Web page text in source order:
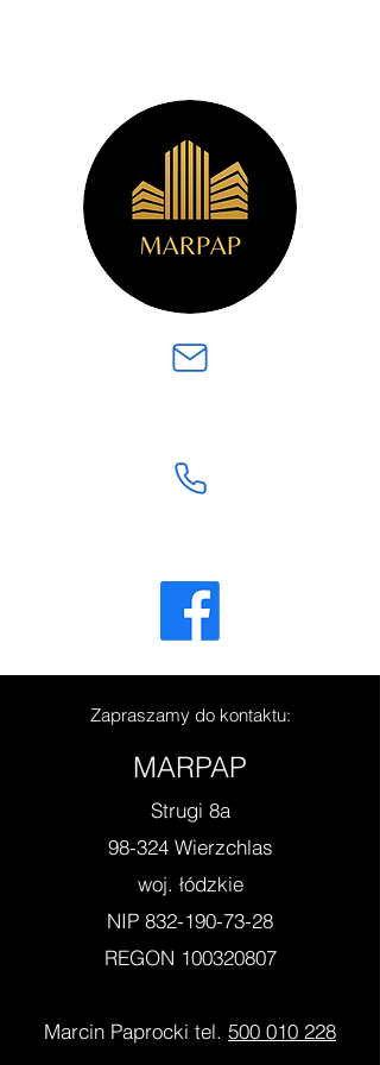
Zapraszamy do kontaktu:
MARPAP
Strugi 8a
98-324 Wierzchlas
woj. łódzkie
NIP 832-190-73-28
REGON 100320807
Marcin Paprocki tel. 500 010 228